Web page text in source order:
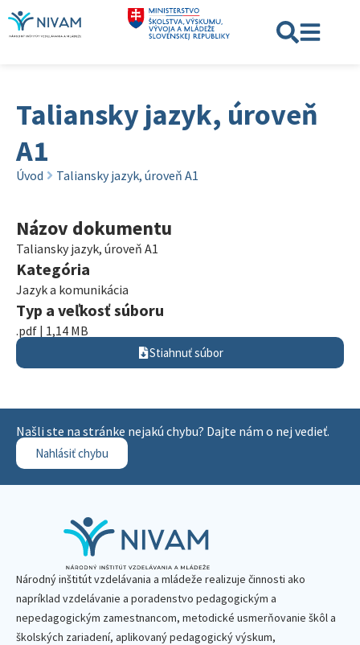
Taliansky jazyk, úroveň
A1
Úvod Taliansky jazyk, úroveň A1
Názov dokumentu
Taliansky jazyk, úroveň A1
Kategória
Jazyk a komunikácia
Typ a veľkosť súboru
.pdf | 1,14 MB
Stiahnuť súbor
Našli ste na stránke nejakú chybu? Dajte nám o nej vedieť.
Nahlásiť chybu
Národný inštitút vzdelávania a mládeže realizuje činnosti ako
napríklad vzdelávanie a poradenstvo pedagogickým a
nepedagogickým zamestnancom, metodické usmerňovanie škôl a
školských zariadení, aplikovaný pedagogický výskum,